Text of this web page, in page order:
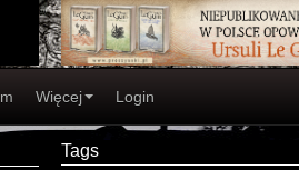
Więcej Login
Tags